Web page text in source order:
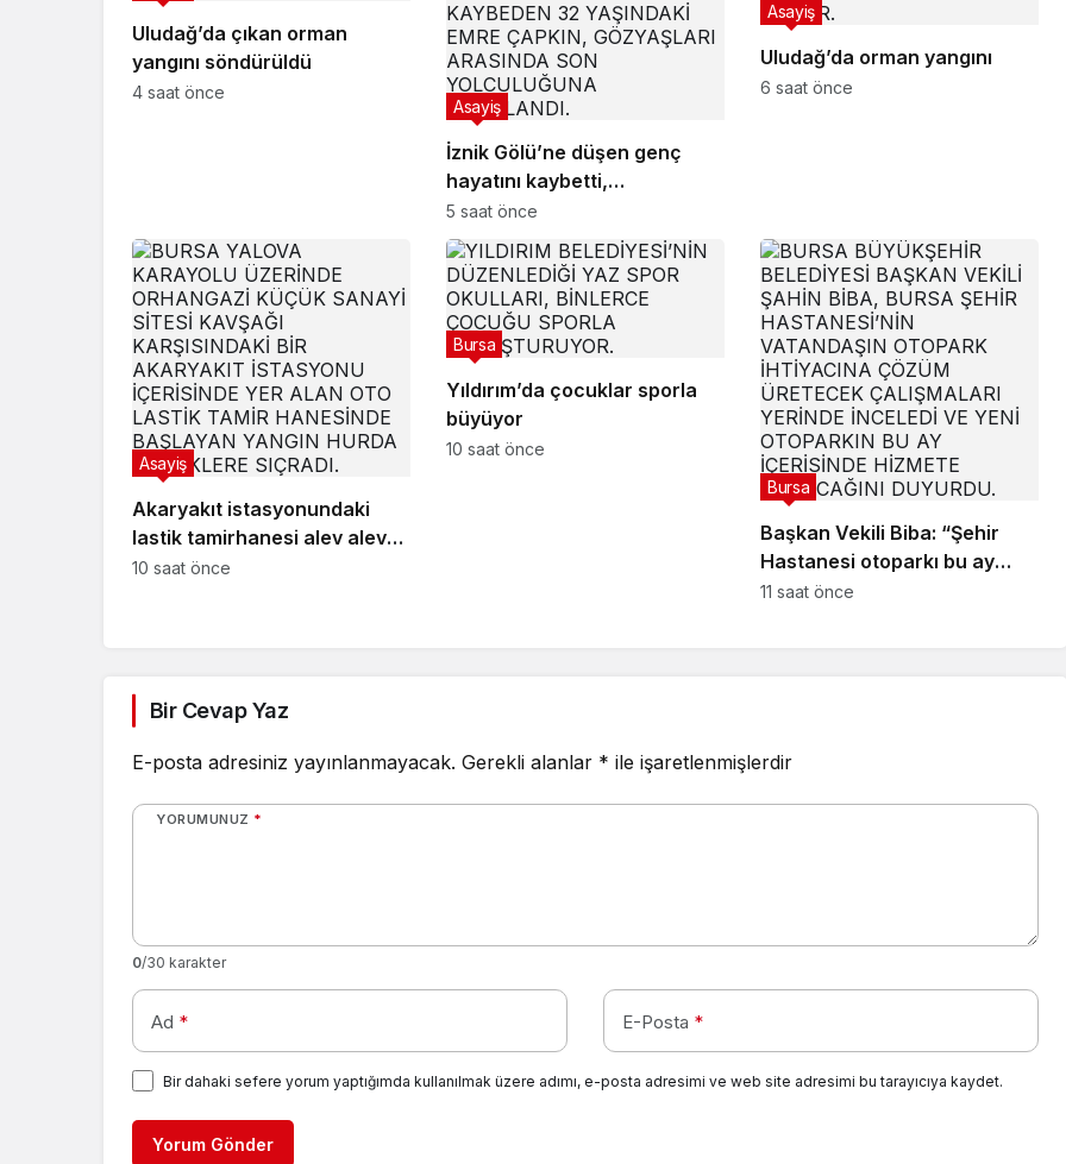
Uludağ’da çıkan orman
yangını söndürüldü
4 saat önce
İznik Gölü’ne düşen genç
hayatını kaybetti,
gözyaşlarıyla toprağa verildi
Asayiş
5 saat önce
Uludağ’da orman yangını
Asayiş
6 saat önce
Akaryakıt istasyonundaki
lastik tamirhanesi alev alev
yandı
Asayiş
10 saat önce
Yıldırım’da çocuklar sporla
büyüyor
Bursa
10 saat önce
Başkan Vekili Biba: “Şehir
Hastanesi otoparkı bu ay
hizmete açılacak”
Bursa
11 saat önce
Bir Cevap Yaz
E-posta adresiniz yayınlanmayacak. Gerekli alanlar * ile işaretlenmişlerdir
YORUMUNUZ *
0/30 karakter
Ad * E-Posta *
Bir dahaki sefere yorum yaptığımda kullanılmak üzere adımı, e-posta adresimi ve web site adresimi bu tarayıcıya kaydet.
Yorum Gönder